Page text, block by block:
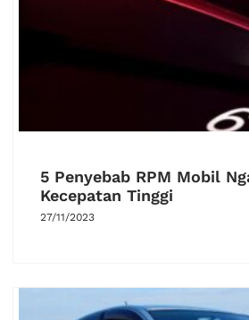
5 Penyebab RPM Mobil
Kecepatan Tinggi
27/11/2023